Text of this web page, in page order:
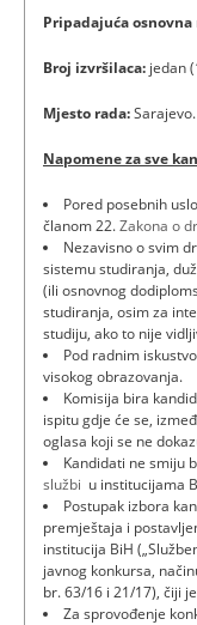
Pripadajuća
Broj izvršilaca: jedan
Mjesto rada:Sarajevo.
Napomene za sve
Pored posebnih
članom 22.Zakona o
Nezavisno o svim
sistemu studiranja,
(ili osnovnog
studiranja, osim za
studiju, ako to nije
Pod radnim
visokog obrazovanja.
Komisija bira
ispitu gdje će se,
oglasa koji se ne
Kandidati ne smiju
službi u institucijama
Postupak izbora
premještaja i
institucija BiH
javnog konkursa,
br. 63/16 i 21/17), čiji
Za sprovođenje